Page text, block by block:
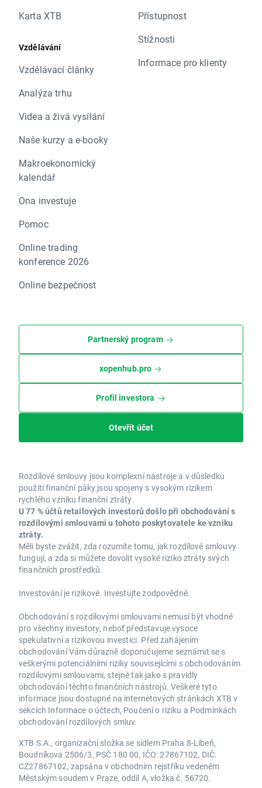
Karta XTB
Vzdělávání
Vzdělávací články
Analýza trhu
Videa a živá vysílání
Naše kurzy a e-booky
Makroekonomický
kalendář
Ona investuje
Pomoc
Online trading
konference 2026
Online bezpečnost
Přístupnost
Stížnosti
Informace pro klienty
Partnerský program
xopenhub.pro
Profil investora
Otevřít účet
Rozdílové smlouvy jsou komplexní nástroje a v důsledku
použití finanční páky jsou spojeny s vysokým rizikem
rychlého vzniku finanční ztráty.
U 77 % účtů retailových investorů došlo při obchodování s
rozdílovými smlouvami u tohoto poskytovatele ke vzniku
ztráty.
Měli byste zvážit, zda rozumíte tomu, jak rozdílové smlouvy
fungují, a zda si můžete dovolit vysoké riziko ztráty svých
finančních prostředků.
Investování je rizikové. Investujte zodpovědně.
Obchodování s rozdílovými smlouvami nemusí být vhodné
pro všechny investory, neboť představuje vysoce
spekulativní a rizikovou investici. Před zahájením
obchodování Vám důrazně doporučujeme seznámit se s
veškerými potenciálními riziky souvisejícími s obchodováním
rozdílovými smlouvami, stejně tak jako s pravidly
obchodování těchto finančních nástrojů. Veškeré tyto
informace jsou dostupné na internetových stránkách XTB v
sekcích Informace o účtech, Poučení o riziku a Podmínkách
obchodování rozdílových smluv.
XTB S.A., organizační složka se sídlem Praha 8-Libeň,
Boudníkova 2506/3, PSČ 180 00, IČO: 27867102, DIČ:
CZ27867102, zapsána v obchodním rejstříku vedeném
Městským soudem v Praze, oddíl A, vložka č. 56720.